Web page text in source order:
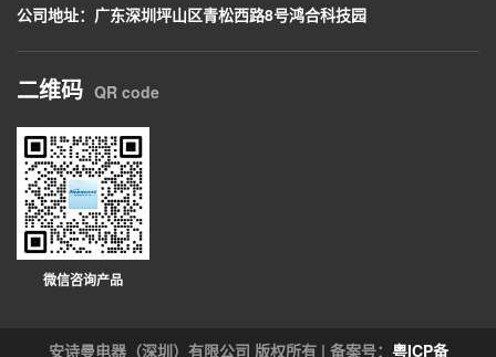
公司地址：广东深圳坪山区青松西路8号鸿合科技园
二维码 QR code
微信咨询产品
安诗曼电器（深圳）有限公司 版权所有 | 备案号： 粤ICP备